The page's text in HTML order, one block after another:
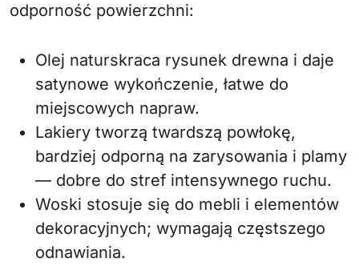
odporność powierzchni:
Olej naturskraca rysunek drewna i daje
satynowe wykończenie, łatwe do
miejscowych napraw.
Lakiery tworzą twardszą powłokę,
bardziej odporną na zarysowania i plamy
— dobre do stref intensywnego ruchu.
Woski stosuje się do mebli i elementów
dekoracyjnych; wymagają częstszego
odnawiania.